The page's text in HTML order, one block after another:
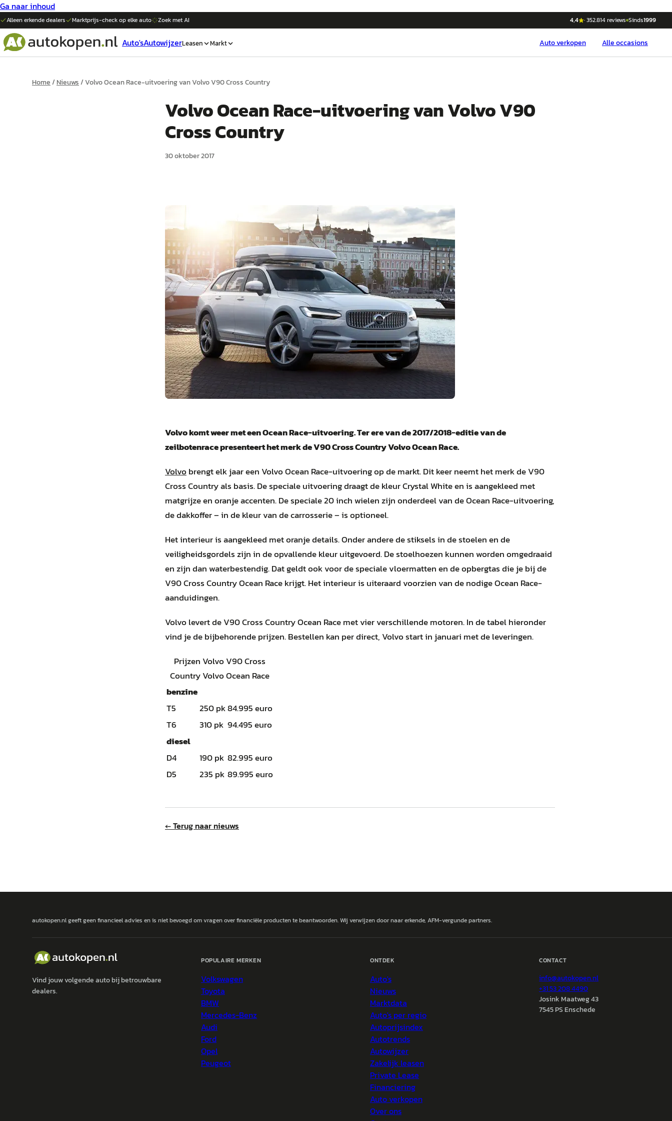
Ga naar inhoud
Alleen erkende dealers Marktprijs-check op elkeauto Zoek met AI 4,4 ·352.814reviews Sinds1999
Auto'sAutowijzerLeasen Markt Autoverkopen Alle occasions
Home/Nieuws/Volvo Ocean Race-uitvoering van Volvo V90 Cross Country
Volvo Ocean Race-uitvoering van Volvo V90
Cross Country
30 oktober 2017
Volvo komt weer met een Ocean Race-uitvoering. Ter ere van de 2017/2018-editie van de
zeilbotenrace presenteert het merk de V90 Cross Country Volvo Ocean Race.
Volvobrengt elk jaar een Volvo Ocean Race-uitvoering op de markt. Dit keer neemt het merk de V90
Cross Country als basis. De speciale uitvoering draagt de kleur Crystal White en is aangekleed met
matgrijze en oranje accenten. De speciale 20 inch wielen zijn onderdeel van de Ocean Race-uitvoering,
de dakkoffer – in de kleur van de carrosserie – is optioneel.
Het interieur is aangekleed met oranje details. Onder andere de stiksels in de stoelen en de
veiligheidsgordels zijn in de opvallende kleur uitgevoerd. De stoelhoezen kunnen worden omgedraaid
en zijn dan waterbestendig. Dat geldt ook voor de speciale vloermatten en de opbergtas die je bij de
V90 Cross Country Ocean Race krijgt. Het interieur is uiteraard voorzien van de nodige Ocean Race-
aanduidingen.
Volvo levert de V90 Cross Country Ocean Race met vier verschillende motoren. In de tabel hieronder
vind je de bijbehorende prijzen. Bestellen kan per direct, Volvo start in januari met de leveringen.
Prijzen Volvo V90 Cross
Country Volvo Ocean Race
benzine
T5
250 pk84.995 euro
T6
310 pk 94.495 euro
diesel
D4
190 pk 82.995 euro
D5
235 pk 89.995 euro
← Terug naar nieuws
autokopen.nl geeft geen financieel advies en is niet bevoegd om vragen over financiële producten te beantwoorden. Wij verwijzen door naar erkende, AFM-vergunde partners.
Vind jouw volgende auto bij betrouwbare
dealers.
POPULAIRE MERKEN
Volkswagen
Toyota
BMW
Mercedes-Benz
Audi
Ford
Opel
Peugeot
ONTDEK
Auto's
Nieuws
Marktdata
Auto's per regio
Autoprijsindex
Autotrends
Autowijzer
Zakelijk leasen
Private Lease
Financiering
Auto verkopen
Over ons
CONTACT
info@autokopen.nl
+31 53 208 4490
Josink Maatweg 43
7545 PS Enschede